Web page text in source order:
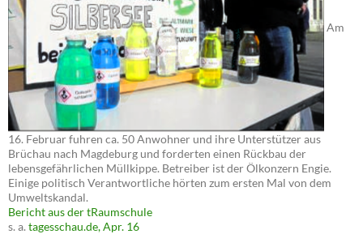
Am
16. Februar fuhren ca. 50 Anwohner und ihre Unterstützer aus
Brüchau nach Magdeburg und forderten einen Rückbau der
lebensgefährlichen Müllkippe. Betreiber ist der Ölkonzern Engie.
Einige politisch Verantwortliche hörten zum ersten Mal von dem
Umweltskandal.
Bericht aus der tRaumschule
s. a. tagesschau.de, Apr. 16